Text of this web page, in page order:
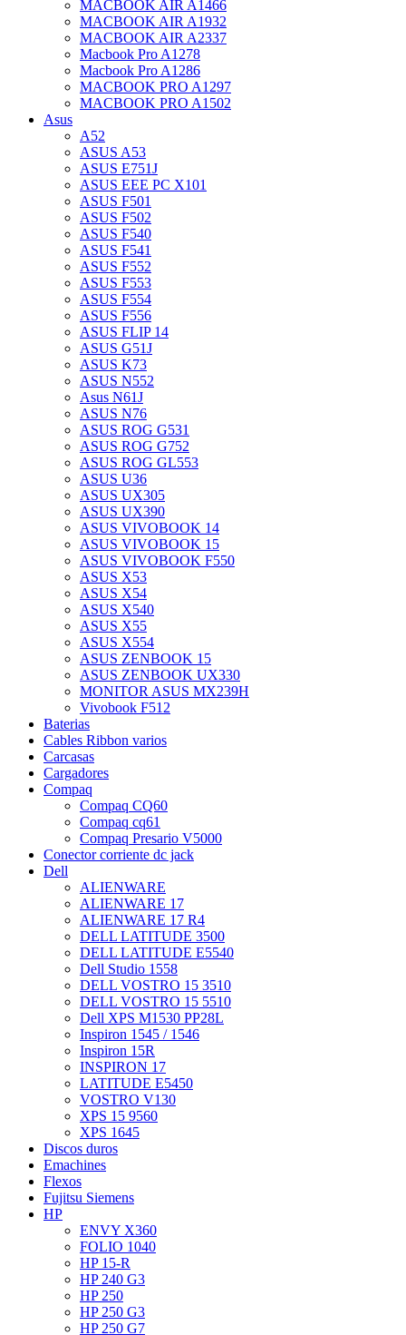
MACBOOK AIR A1466
MACBOOK AIR A1932
MACBOOK AIR A2337
Macbook Pro A1278
Macbook Pro A1286
MACBOOK PRO A1297
MACBOOK PRO A1502
Asus
A52
ASUS A53
ASUS E751J
ASUS EEE PC X101
ASUS F501
ASUS F502
ASUS F540
ASUS F541
ASUS F552
ASUS F553
ASUS F554
ASUS F556
ASUS FLIP 14
ASUS G51J
ASUS K73
ASUS N552
Asus N61J
ASUS N76
ASUS ROG G531
ASUS ROG G752
ASUS ROG GL553
ASUS U36
ASUS UX305
ASUS UX390
ASUS VIVOBOOK 14
ASUS VIVOBOOK 15
ASUS VIVOBOOK F550
ASUS X53
ASUS X54
ASUS X540
ASUS X55
ASUS X554
ASUS ZENBOOK 15
ASUS ZENBOOK UX330
MONITOR ASUS MX239H
Vivobook F512
Baterias
Cables Ribbon varios
Carcasas
Cargadores
Compaq
Compaq CQ60
Compaq cq61
Compaq Presario V5000
Conector corriente dc jack
Dell
ALIENWARE
ALIENWARE 17
ALIENWARE 17 R4
DELL LATITUDE 3500
DELL LATITUDE E5540
Dell Studio 1558
DELL VOSTRO 15 3510
DELL VOSTRO 15 5510
Dell XPS M1530 PP28L
Inspiron 1545 / 1546
Inspiron 15R
INSPIRON 17
LATITUDE E5450
VOSTRO V130
XPS 15 9560
XPS 1645
Discos duros
Emachines
Flexos
Fujitsu Siemens
HP
ENVY X360
FOLIO 1040
HP 15-R
HP 240 G3
HP 250
HP 250 G3
HP 250 G7